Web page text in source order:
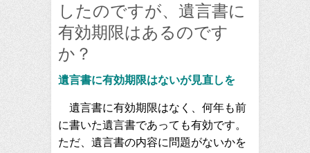
したのですが、遺言書に
有効期限はあるのです
か？
遺言書に有効期限はないが見直しを
遺言書に有効期限はなく、何年も前
に書いた遺言書であっても有効です。
ただ、遺言書の内容に問題がないかを